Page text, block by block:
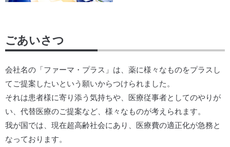
ごあいさつ
会社名の「ファーマ・プラス」は、薬に様々なものをプラスし
てご提案したいという願いからつけられました。
それは患者様に寄り添う気持ちや、医療従事者としてのやりが
い、代替医療のご提案など、様々なものが考えられます。
我が国では、現在超高齢社会にあり、医療費の適正化が急務と
なっております。